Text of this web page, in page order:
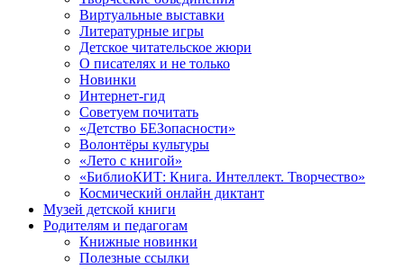
Виртуальные выставки
Литературные игры
Детское читательское жюри
О писателях и не только
Новинки
Интернет-гид
Советуем почитать
«Детство БЕЗопасности»
Волонтёры культуры
«Лето с книгой»
«БиблиоКИТ: Книга. Интеллект. Творчество»
Космический онлайн диктант
Музей детской книги
Родителям и педагогам
Книжные новинки
Полезные ссылки